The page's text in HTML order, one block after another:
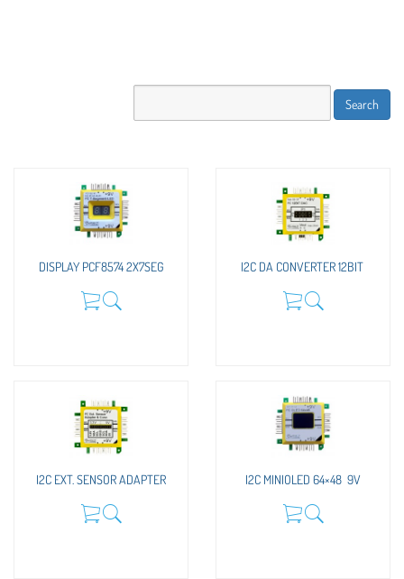
DISPLAY PCF8574 2X7SEG I2C DA CONVERTER 12BIT
I2C EXT. SENSOR ADAPTER I2C MINIOLED 64×48 9V